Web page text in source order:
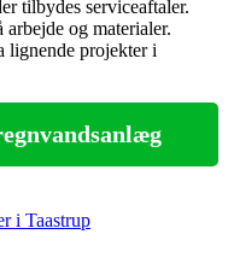
tilbydes serviceaftaler.
og materialer.
lignende projekter i
i Taastrup